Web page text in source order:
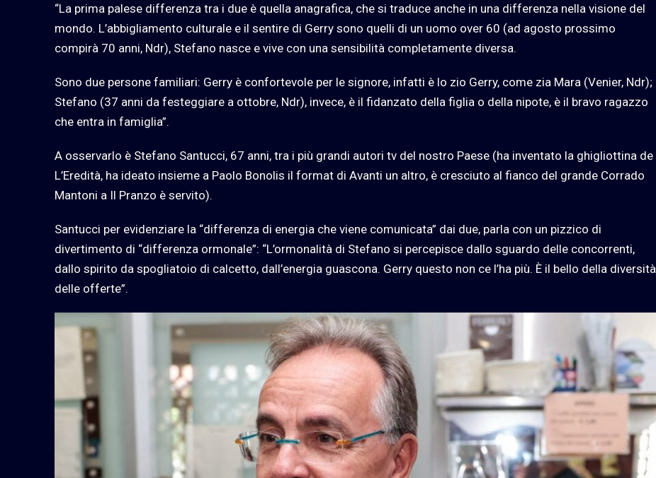
“La prima palese differenza tra i due è quella anagrafica, che si traduce anche in una differenza nella visione del
mondo. L’abbigliamento culturale e il sentire di Gerry sono quelli di un uomo over 60 (ad agosto prossimo
compirà 70 anni, Ndr), Stefano nasce e vive con una sensibilità completamente diversa.
Sono due persone familiari: Gerry è confortevole per le signore, infatti è lo zio Gerry, come zia Mara (Venier, Ndr);
Stefano (37 anni da festeggiare a ottobre, Ndr), invece, è il fidanzato della figlia o della nipote, è il bravo ragazzo
che entra in famiglia”.
A osservarlo è Stefano Santucci, 67 anni, tra i più grandi autori tv del nostro Paese (ha inventato la ghigliottina de
L’Eredità, ha ideato insieme a Paolo Bonolis il format di Avanti un altro, è cresciuto al fianco del grande Corrado
Mantoni a Il Pranzo è servito).
Santucci per evidenziare la “differenza di energia che viene comunicata” dai due, parla con un pizzico di
divertimento di “differenza ormonale”: “L’ormonalità di Stefano si percepisce dallo sguardo delle concorrenti,
dallo spirito da spogliatoio di calcetto, dall’energia guascona. Gerry questo non ce l’ha più. È il bello della diversità
delle offerte”.